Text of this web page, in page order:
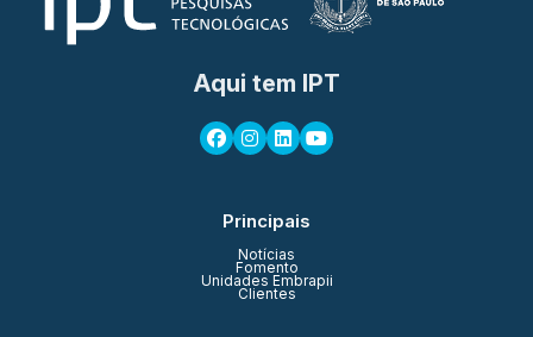
Aqui tem IPT
Principais
Notícias
Fomento
Unidades Embrapii
Clientes